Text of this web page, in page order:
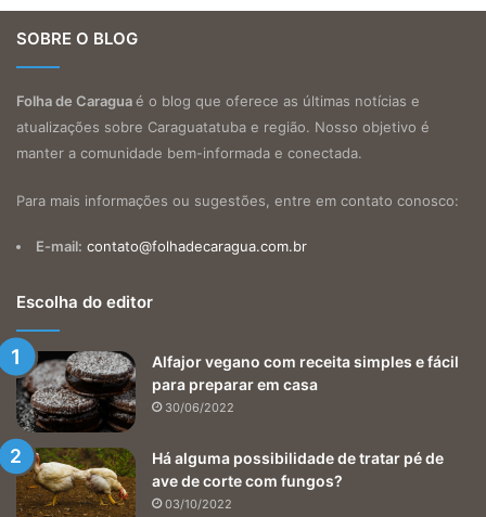
SOBRE O BLOG
Folha de Caraguaé o blog que oferece as últimas notícias e
atualizações sobre Caraguatatuba e região. Nosso objetivo é
manter a comunidade bem-informada e conectada.
Para mais informações ou sugestões, entre em contato conosco:
E-mail: contato@folhadecaragua.com.br
Escolha do editor
Alfajor vegano com receita simples e fácil
para preparar em casa
30/06/2022
Há alguma possibilidade de tratar pé de
ave de corte com fungos?
03/10/2022